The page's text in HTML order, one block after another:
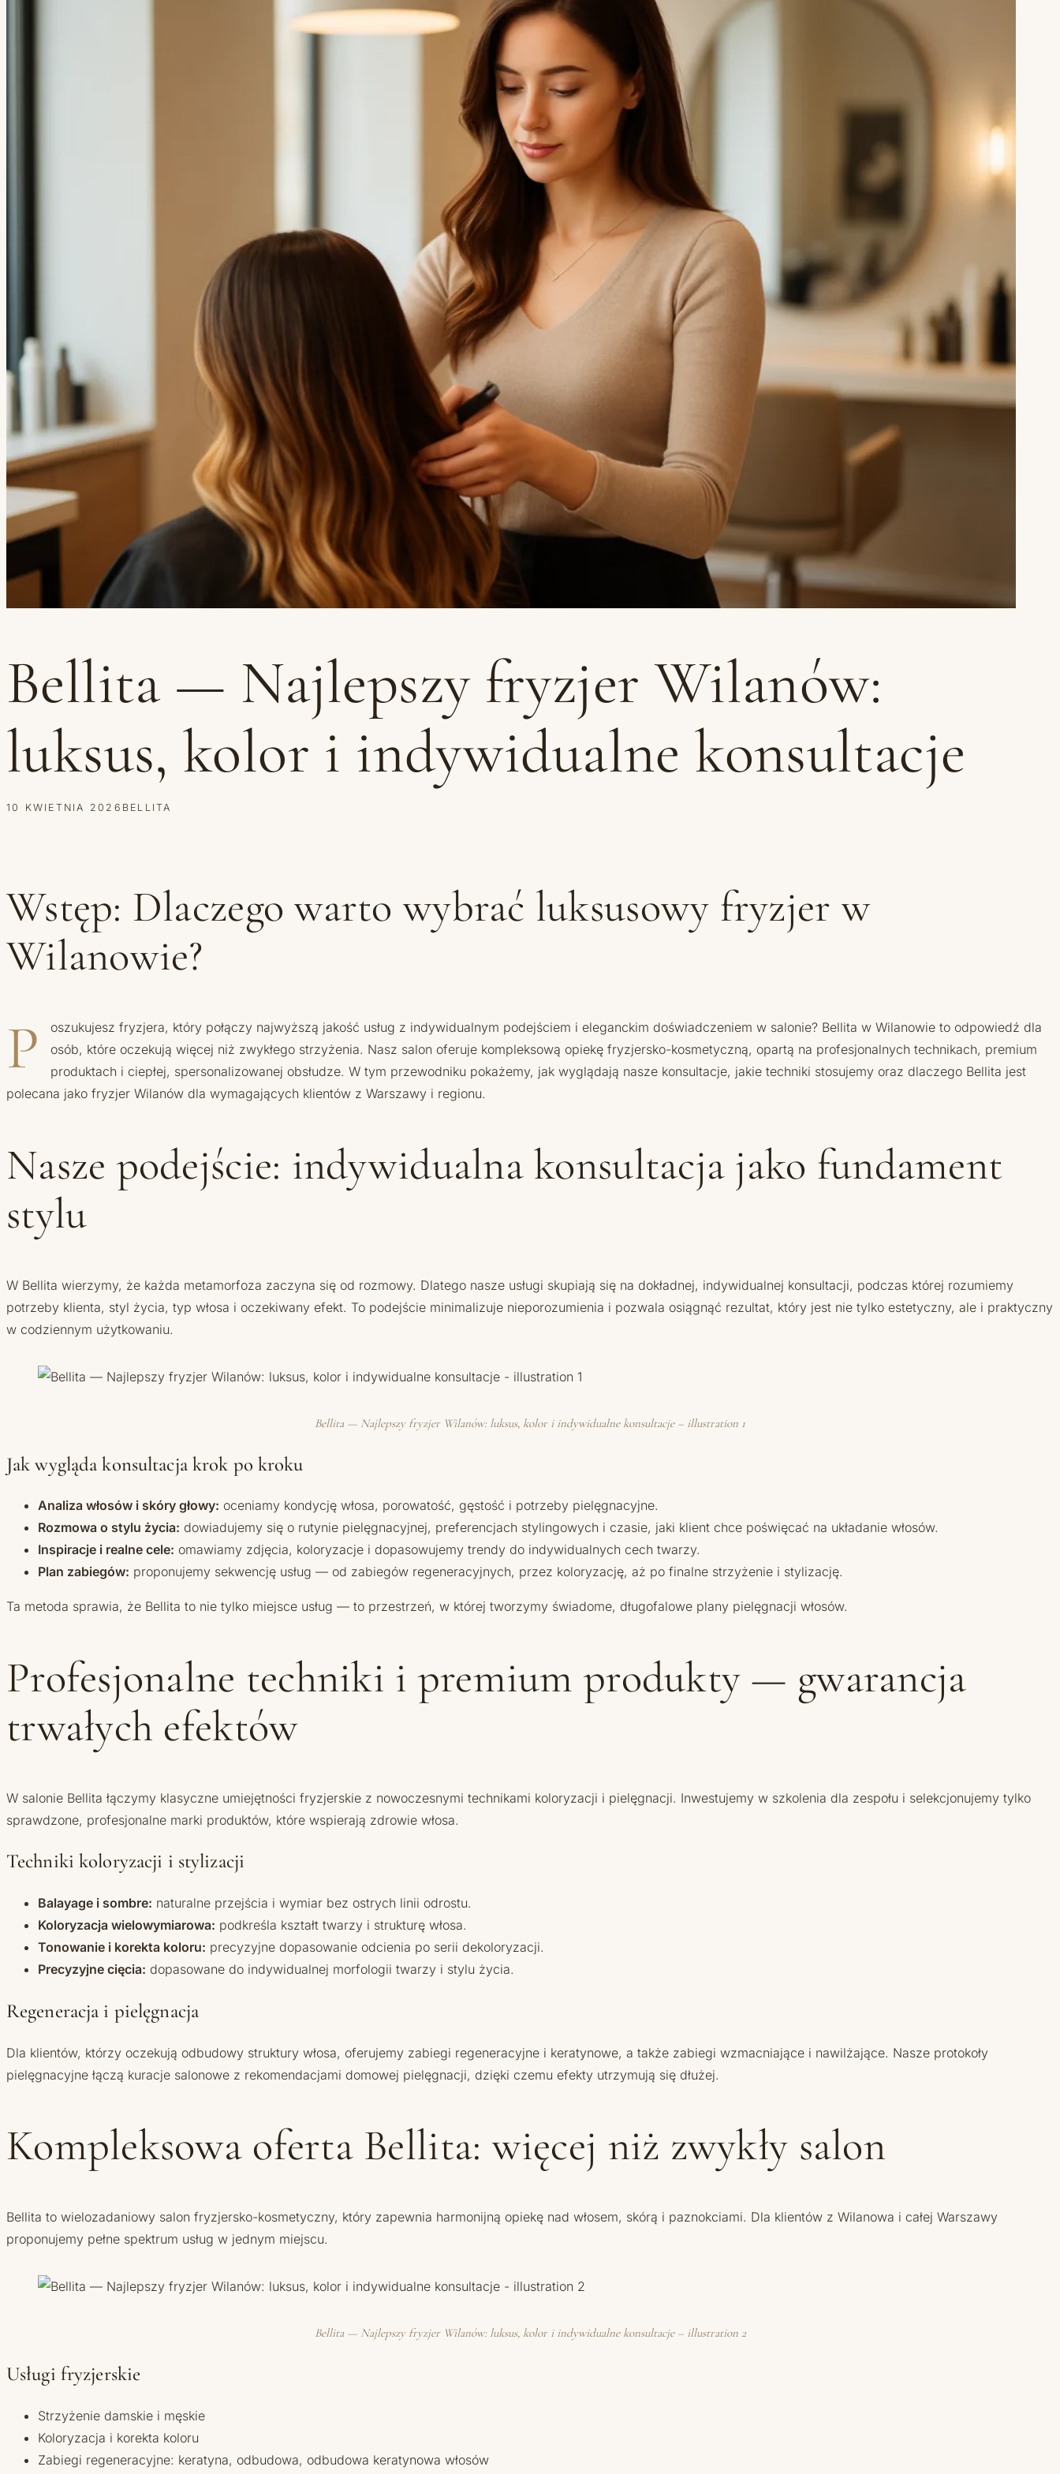
Bellita — Najlepszy fryzjer Wilanów:
luksus, kolor i indywidualne konsultacje
10 KWIETNIA 2026 BELLITA
Wstęp: Dlaczego warto wybrać luksusowy fryzjer w
Wilanowie?
P
oszukujesz fryzjera, który połączy najwyższą jakość usług z indywidualnym podejściem i eleganckim doświadczeniem w salonie? Bellita w Wilanowie to odpowiedź dla
osób, które oczekują więcej niż zwykłego strzyżenia. Nasz salon oferuje kompleksową opiekę fryzjersko-kosmetyczną, opartą na profesjonalnych technikach, premium
produktach i ciepłej, spersonalizowanej obsłudze. W tym przewodniku pokażemy, jak wyglądają nasze konsultacje, jakie techniki stosujemy oraz dlaczego Bellita jest
polecana jako fryzjer Wilanów dla wymagających klientów z Warszawy i regionu.
Nasze podejście: indywidualna konsultacja jako fundament
stylu
W Bellita wierzymy, że każda metamorfoza zaczyna się od rozmowy. Dlatego nasze usługi skupiają się na dokładnej, indywidualnej konsultacji, podczas której rozumiemy
potrzeby klienta, styl życia, typ włosa i oczekiwany efekt. To podejście minimalizuje nieporozumienia i pozwala osiągnąć rezultat, który jest nie tylko estetyczny, ale i praktyczny
w codziennym użytkowaniu.
Bellita — Najlepszy fryzjer Wilanów: luksus, kolor i indywidualne konsultacje – illustration 1
Jak wygląda konsultacja krok po kroku
Analiza włosów i skóry głowy: oceniamy kondycję włosa, porowatość, gęstość i potrzeby pielęgnacyjne.
Rozmowa o stylu życia: dowiadujemy się o rutynie pielęgnacyjnej, preferencjach stylingowych i czasie, jaki klient chce poświęcać na układanie włosów.
Inspiracje i realne cele: omawiamy zdjęcia, koloryzacje i dopasowujemy trendy do indywidualnych cech twarzy.
Plan zabiegów: proponujemy sekwencję usług — od zabiegów regeneracyjnych, przez koloryzację, aż po finalne strzyżenie i stylizację.
Ta metoda sprawia, że Bellita to nie tylko miejsce usług — to przestrzeń, w której tworzymy świadome, długofalowe plany pielęgnacji włosów.
Profesjonalne techniki i premium produkty — gwarancja
trwałych efektów
W salonie Bellita łączymy klasyczne umiejętności fryzjerskie z nowoczesnymi technikami koloryzacji i pielęgnacji. Inwestujemy w szkolenia dla zespołu i selekcjonujemy tylko
sprawdzone, profesjonalne marki produktów, które wspierają zdrowie włosa.
Techniki koloryzacji i stylizacji
Balayage i sombre: naturalne przejścia i wymiar bez ostrych linii odrostu.
Koloryzacja wielowymiarowa: podkreśla kształt twarzy i strukturę włosa.
Tonowanie i korekta koloru: precyzyjne dopasowanie odcienia po serii dekoloryzacji.
Precyzyjne cięcia: dopasowane do indywidualnej morfologii twarzy i stylu życia.
Regeneracja i pielęgnacja
Dla klientów, którzy oczekują odbudowy struktury włosa, oferujemy zabiegi regeneracyjne i keratynowe, a także zabiegi wzmacniające i nawilżające. Nasze protokoły
pielęgnacyjne łączą kuracje salonowe z rekomendacjami domowej pielęgnacji, dzięki czemu efekty utrzymują się dłużej.
Kompleksowa oferta Bellita: więcej niż zwykły salon
Bellita to wielozadaniowy salon fryzjersko-kosmetyczny, który zapewnia harmonijną opiekę nad włosem, skórą i paznokciami. Dla klientów z Wilanowa i całej Warszawy
proponujemy pełne spektrum usług w jednym miejscu.
Bellita — Najlepszy fryzjer Wilanów: luksus, kolor i indywidualne konsultacje – illustration 2
Usługi fryzjerskie
Strzyżenie damskie i męskie
Koloryzacja i korekta koloru
Zabiegi regeneracyjne: keratyna, odbudowa, odbudowa keratynowa włosów